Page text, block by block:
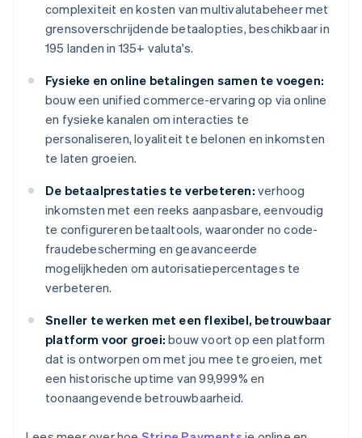
complexiteit en kosten van multivalutabeheer met
grensoverschrijdende betaalopties, beschikbaar in
195 landen in 135+ valuta's.
Fysieke en online betalingen samen te voegen:
bouw een unified commerce-ervaring op via online
en fysieke kanalen om interacties te
personaliseren, loyaliteit te belonen en inkomsten
te laten groeien.
De betaalprestaties te verbeteren: verhoog
inkomsten met een reeks aanpasbare, eenvoudig
te configureren betaaltools, waaronder no code-
fraudebescherming en geavanceerde
mogelijkheden om autorisatiepercentages te
verbeteren.
Sneller te werken met een flexibel, betrouwbaar
platform voor groei: bouw voort op een platform
dat is ontworpen om met jou mee te groeien, met
een historische uptime van 99,999% en
toonaangevende betrouwbaarheid.